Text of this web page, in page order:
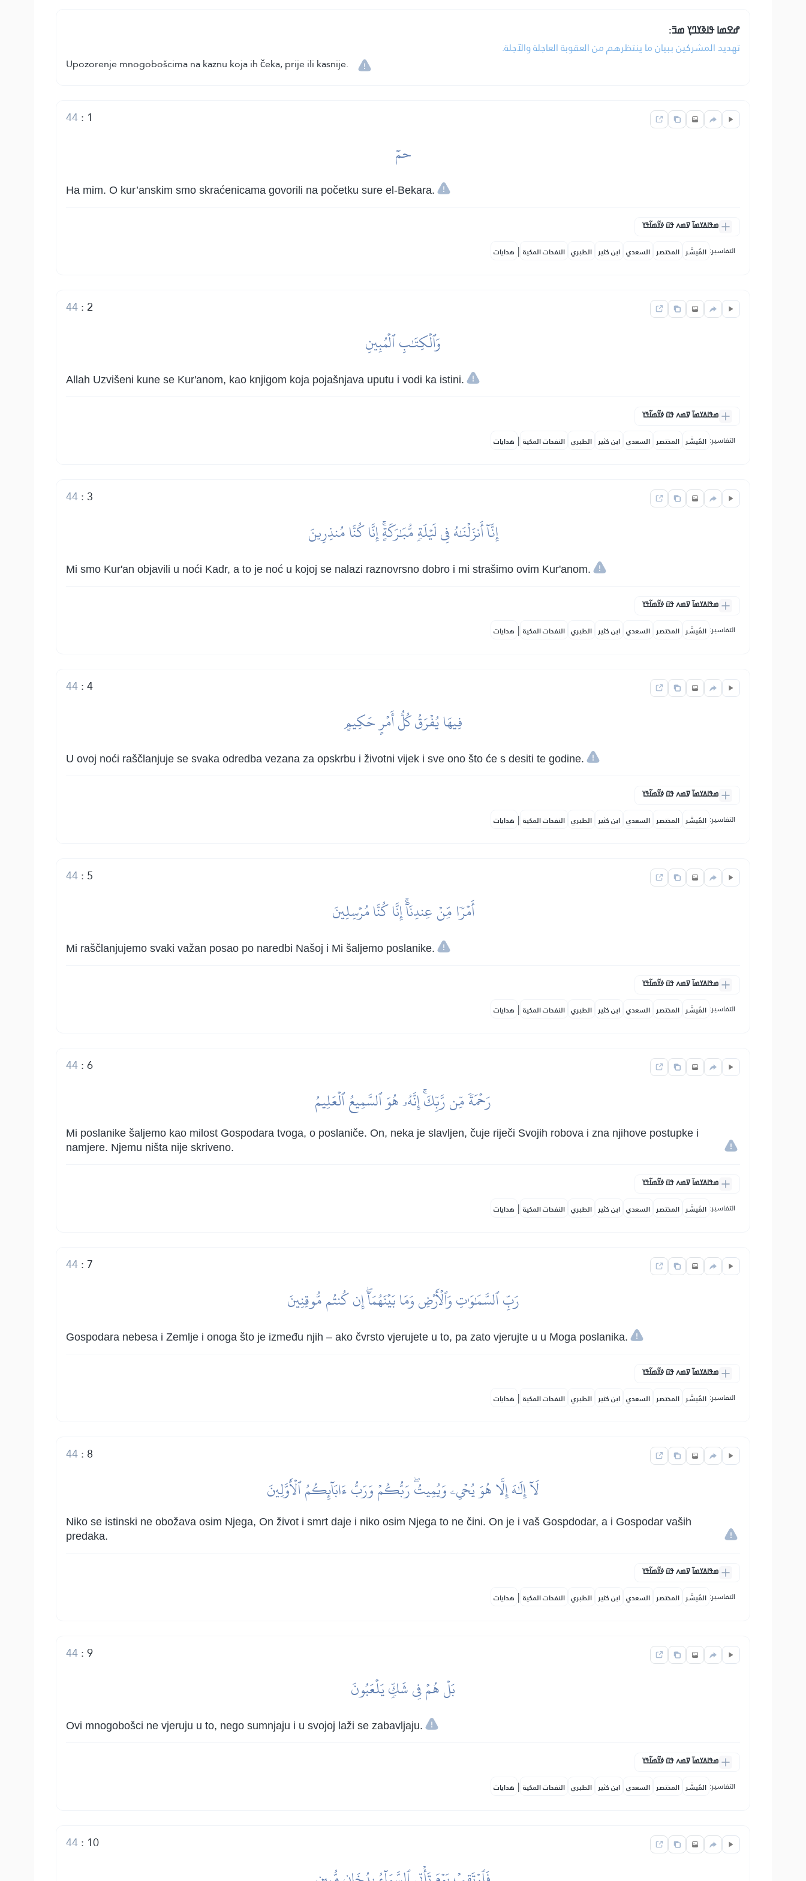
ߝߐߘߊ ߟߊߢߌߣߌ߲ ߘߏ߫:
تهديد المشركين ببيان ما ينتظرهم من العقوبة العاجلة والآجلة.
Upozorenje mnogobošcima na kaznu koja ih čeka, prije ili kasnije.
1
:
44
حمٓ
Ha mim. O kur’anskim smo skraćenicama govorili na početku sure el-Bekara.
ߘߟߊߡߌߘߊ߫ ߜߘߍ ߟߎ߫ ߦߌ߬ߘߊ߬ߟߌ
التفاسير: المُيسَّر المختصر السعدي ابن كثير الطبري النفحات المكية | هدايات
2
:
44
وَٱلۡكِتَٰبِ ٱلۡمُبِينِ
Allah Uzvišeni kune se Kur'anom, kao knjigom koja pojašnjava uputu i vodi ka istini.
ߘߟߊߡߌߘߊ߫ ߜߘߍ ߟߎ߫ ߦߌ߬ߘߊ߬ߟߌ
التفاسير: المُيسَّر المختصر السعدي ابن كثير الطبري النفحات المكية | هدايات
3
:
44
إِنَّآ أَنزَلۡنَٰهُ فِي لَيۡلَةٖ مُّبَٰرَكَةٍۚ إِنَّا كُنَّا مُنذِرِينَ
Mi smo Kur'an objavili u noći Kadr, a to je noć u kojoj se nalazi raznovrsno dobro i mi strašimo ovim Kur'anom.
ߘߟߊߡߌߘߊ߫ ߜߘߍ ߟߎ߫ ߦߌ߬ߘߊ߬ߟߌ
التفاسير: المُيسَّر المختصر السعدي ابن كثير الطبري النفحات المكية | هدايات
4
:
44
فِيهَا يُفۡرَقُ كُلُّ أَمۡرٍ حَكِيمٍ
U ovoj noći raščlanjuje se svaka odredba vezana za opskrbu i životni vijek i sve ono što će s desiti te godine.
ߘߟߊߡߌߘߊ߫ ߜߘߍ ߟߎ߫ ߦߌ߬ߘߊ߬ߟߌ
التفاسير: المُيسَّر المختصر السعدي ابن كثير الطبري النفحات المكية | هدايات
5
:
44
أَمۡرٗا مِّنۡ عِندِنَآۚ إِنَّا كُنَّا مُرۡسِلِينَ
Mi raščlanjujemo svaki važan posao po naredbi Našoj i Mi šaljemo poslanike.
ߘߟߊߡߌߘߊ߫ ߜߘߍ ߟߎ߫ ߦߌ߬ߘߊ߬ߟߌ
التفاسير: المُيسَّر المختصر السعدي ابن كثير الطبري النفحات المكية | هدايات
6
:
44
رَحۡمَةٗ مِّن رَّبِّكَۚ إِنَّهُۥ هُوَ ٱلسَّمِيعُ ٱلۡعَلِيمُ
Mi poslanike šaljemo kao milost Gospodara tvoga, o poslaniče. On, neka je slavljen, čuje riječi Svojih robova i zna njihove postupke i
namjere. Njemu ništa nije skriveno.
ߘߟߊߡߌߘߊ߫ ߜߘߍ ߟߎ߫ ߦߌ߬ߘߊ߬ߟߌ
التفاسير: المُيسَّر المختصر السعدي ابن كثير الطبري النفحات المكية | هدايات
7
:
44
رَبِّ ٱلسَّمَٰوَٰتِ وَٱلۡأَرۡضِ وَمَا بَيۡنَهُمَآۖ إِن كُنتُم مُّوقِنِينَ
Gospodara nebesa i Zemlje i onoga što je između njih – ako čvrsto vjerujete u to, pa zato vjerujte u u Moga poslanika.
ߘߟߊߡߌߘߊ߫ ߜߘߍ ߟߎ߫ ߦߌ߬ߘߊ߬ߟߌ
التفاسير: المُيسَّر المختصر السعدي ابن كثير الطبري النفحات المكية | هدايات
8
:
44
لَآ إِلَٰهَ إِلَّا هُوَ يُحۡيِۦ وَيُمِيتُۖ رَبُّكُمۡ وَرَبُّ ءَابَآئِكُمُ ٱلۡأَوَّلِينَ
Niko se istinski ne obožava osim Njega, On život i smrt daje i niko osim Njega to ne čini. On je i vaš Gospdodar, a i Gospodar vaših
predaka.
ߘߟߊߡߌߘߊ߫ ߜߘߍ ߟߎ߫ ߦߌ߬ߘߊ߬ߟߌ
التفاسير: المُيسَّر المختصر السعدي ابن كثير الطبري النفحات المكية | هدايات
9
:
44
بَلۡ هُمۡ فِي شَكّٖ يَلۡعَبُونَ
Ovi mnogobošci ne vjeruju u to, nego sumnjaju i u svojoj laži se zabavljaju.
ߘߟߊߡߌߘߊ߫ ߜߘߍ ߟߎ߫ ߦߌ߬ߘߊ߬ߟߌ
التفاسير: المُيسَّر المختصر السعدي ابن كثير الطبري النفحات المكية | هدايات
10
:
44